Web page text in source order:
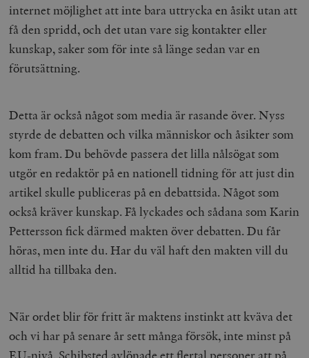
internet möjlighet att inte bara uttrycka en åsikt utan att
få den spridd, och det utan vare sig kontakter eller
kunskap, saker som för inte så länge sedan var en
förutsättning.
Detta är också något som media är rasande över. Nyss
styrde de debatten och vilka människor och åsikter som
kom fram. Du behövde passera det lilla nålsögat som
utgör en redaktör på en nationell tidning för att just din
artikel skulle publiceras på en debattsida. Något som
också kräver kunskap. Få lyckades och sådana som Karin
Pettersson fick därmed makten över debatten. Du får
höras, men inte du. Har du väl haft den makten vill du
alltid ha tillbaka den.
När ordet blir för fritt är maktens instinkt att kväva det
och vi har på senare år sett många försök, inte minst på